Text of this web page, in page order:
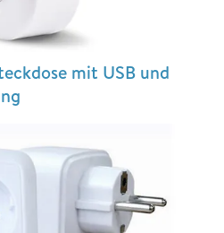
mit USB und